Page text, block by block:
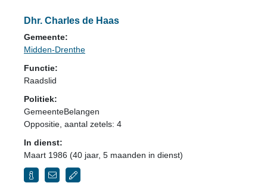
Dhr. Charles de Haas
Gemeente:
Midden-Drenthe
Functie:
Raadslid
Politiek:
GemeenteBelangen
Oppositie , aantal zetels: 4
In dienst:
Maart 1986 (40 jaar, 5 maanden in dienst)